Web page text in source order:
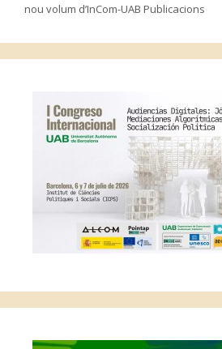
nou volum d’InCom-UAB Publicacions